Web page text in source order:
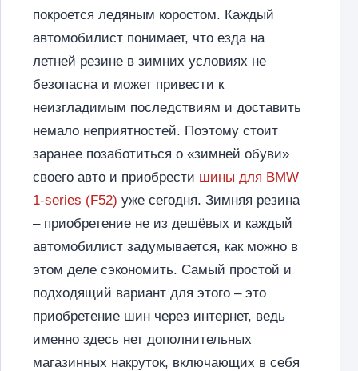
покроется ледяным коростом. Каждый
автомобилист понимает, что езда на
летней резине в зимних условиях не
безопасна и может привести к
неизгладимым последствиям и доставить
немало неприятностей. Поэтому стоит
заранее позаботиться о «зимней обуви»
своего авто и приобрести шины для BMW
1-series (F52) уже сегодня. Зимняя резина
– приобретение не из дешёвых и каждый
автомобилист задумывается, как можно в
этом деле сэкономить. Самый простой и
подходящий вариант для этого – это
приобретение шин через интернет, ведь
именно здесь нет дополнительных
магазинных накруток, включающих в себя